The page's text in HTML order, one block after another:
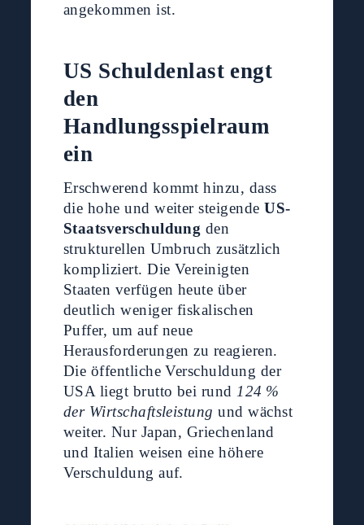
angekommen ist.
US Schuldenlast engt
den
Handlungsspielraum
ein
Erschwerend kommt hinzu, dass
die hohe und weiter steigendeUS-
Staatsverschuldung den
strukturellen Umbruch zusätzlich
kompliziert. Die Vereinigten
Staaten verfügen heute über
deutlich weniger fiskalischen
Puffer, um auf neue
Herausforderungen zu reagieren.
Die öffentliche Verschuldung der
USA liegt brutto bei rund124 %
der Wirtschaftsleistung und wächst
weiter. Nur Japan, Griechenland
und Italien weisen eine höhere
Verschuldung auf.